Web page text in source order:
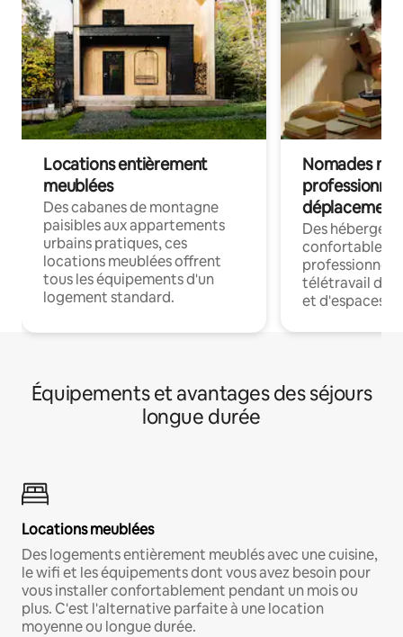
Locations entièrement
meublées
Des cabanes de montagne
paisibles aux appartements
urbains pratiques, ces
locations meublées offrent
tous les équipements d'un
logement standard.
Nomades
déplacement
Des
confortables
professionnels
télétravail
et d'espaces
Équipements et avantages des séjours
longue durée
Locations meublées
Des logements entièrement meublés avec une cuisine,
le wifi et les équipements dont vous avez besoin pour
vous installer confortablement pendant un mois ou
plus. C'est l'alternative parfaite à une location
moyenne ou longue durée.